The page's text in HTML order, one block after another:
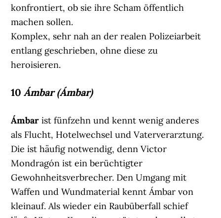
konfrontiert, ob sie ihre Scham öffentlich
machen sollen.
Komplex, sehr nah an der realen Polizeiarbeit
entlang geschrieben, ohne diese zu
heroisieren.
10Ámbar (Ámbar)
Ámbar ist fünfzehn und kennt wenig anderes
als Flucht, Hotelwechsel und Vaterverarztung.
Die ist häufig notwendig, denn Victor
Mondragón ist ein berüchtigter
Gewohnheitsverbrecher. Den Umgang mit
Waffen und Wundmaterial kennt Ámbar von
kleinauf. Als wieder ein Raubüberfall schief